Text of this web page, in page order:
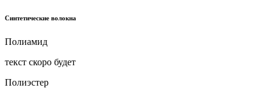
Синтетические волокна
Полиамид
текст скоро будет
Полиэстер